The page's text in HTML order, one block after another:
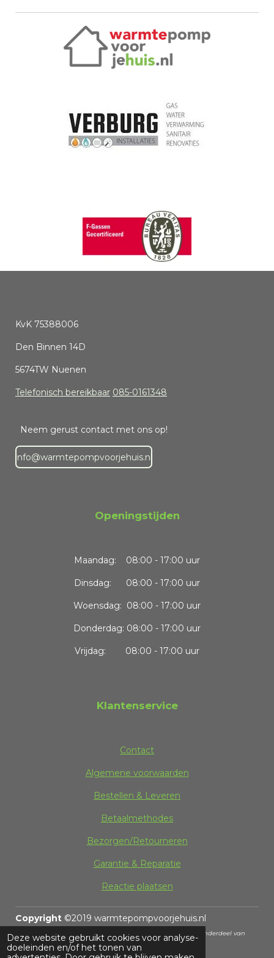
Deze website gebruikt cookies voor analyse-
doeleinden en/of het tonen van
KvK 75388006
Den Binnen 14D
5674TW Nuenen
Telefonisch bereikbaar 085-0161348
Neem gerust contact met ons op!
info@warmtepompvoorjehuis.nl
Openingstijden
Maandag: 08:00 - 17:00 uur
Dinsdag: 08:00 - 17:00 uur
Woensdag: 08:00 - 17:00 uur
Donderdag: 08:00 - 17:00 uur
Vrijdag: 08:00 - 17:00 uur
Klantenservice
Contact
Algemene voorwaarden
Bestellen & Leveren
Betaalmethodes
Bezorgen/Retourneren
Garantie & Reparatie
Reactie plaatsen
Copyright ©2019 warmtepompvoorjehuis.nl
Onderdeel van
Warmtepomp en Installaties BV